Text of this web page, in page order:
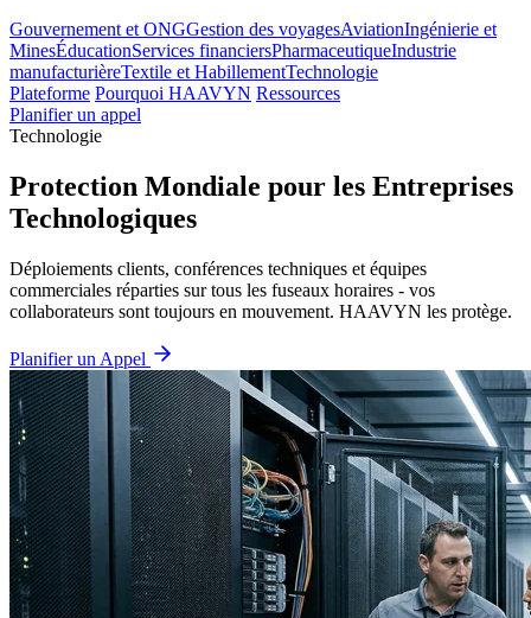
Gouvernement et ONGGestion des voyagesAviationIngénierie et
MinesÉducationServices financiersPharmaceutiqueIndustrie
manufacturièreTextile et HabillementTechnologie
Plateforme Pourquoi HAAVYN Ressources
Planifier un appel
Technologie
Protection Mondiale pour les Entreprises
Technologiques
Déploiements clients, conférences techniques et équipes
commerciales réparties sur tous les fuseaux horaires - vos
collaborateurs sont toujours en mouvement. HAAVYN les protège.
Planifier un Appel